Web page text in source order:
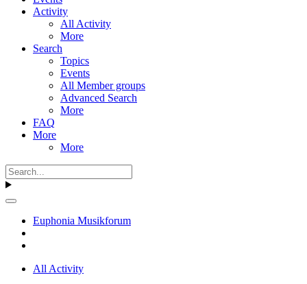
Activity
All Activity
More
Search
Topics
Events
All Member groups
Advanced Search
More
FAQ
More
More
Euphonia Musikforum
All Activity